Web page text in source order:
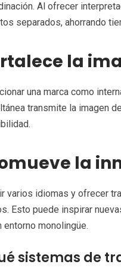
Al ofrecer
separados, ahorrando
la
una marca como
transmite la imagen
la
varios idiomas y ofrecer
Esto puede inspirar
entorno monolingüe.
sistemas de